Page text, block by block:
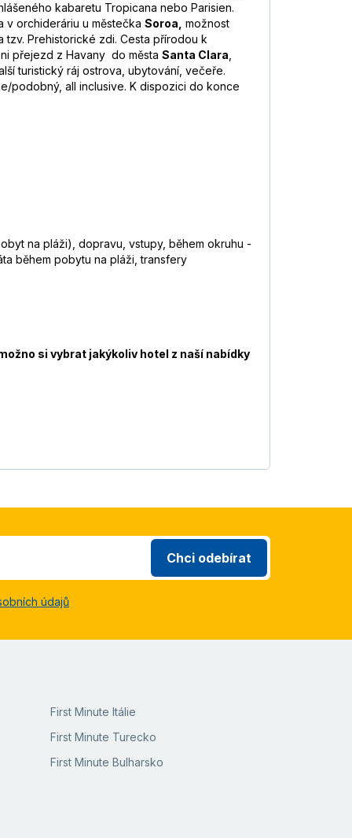
kabaretu Tropicana nebo Parisien.
v orchideráriu u městečka Soroa, možnost
tzv. Prehistorické zdi. Cesta přírodou k
přejezd z Havany do města Santa Clara
turistický ráj ostrova, ubytování, večeře.
podobný, all inclusive. K dispozici do konce
na pláži), dopravu, vstupy, během okruhu -
během pobytu na pláži, transfery
si vybrat jakýkoliv hotel z naší nabídky
Chci odebírat
údajů
First Minute Itálie
First Minute Turecko
First Minute Bulharsko